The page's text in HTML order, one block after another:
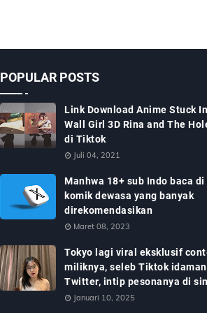
POPULAR POSTS
Link Download Anime Stuck
Wall Girl 3D Rina and The
di Tiktok
Juli 04, 2021
Manhwa 18+ sub Indo baca
komik dewasa yang banyak
direkomendasikan
Maret 08, 2023
Tokyo lagi viral eksklusif
miliknya, seleb Tiktok
Twitter, intip pesonanya di
Januari 10, 2025